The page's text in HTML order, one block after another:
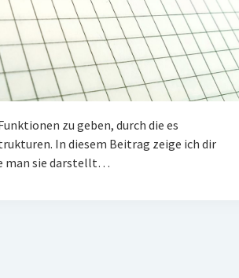
zu geben, durch die es
In diesem Beitrag zeige ich dir
man sie darstellt…